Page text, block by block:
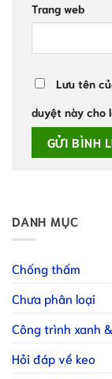
Trang web
Lưu tên
duyệt này cho
DANH MỤC
Chống thấm
Chưa phân loại
Công trình xanh
Hỏi đáp về keo